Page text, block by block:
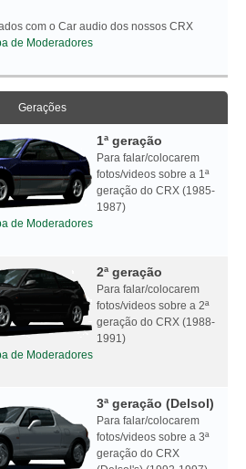
com o Car audio dos nossos CRX
de Moderadores
Gerações
1ª geração
Para falar/colocarem
fotos/videos sobre a 1ª
geração do CRX (1985-
1987)
de Moderadores
2ª geração
Para falar/colocarem
fotos/videos sobre a 2ª
geração do CRX (1988-
1991)
de Moderadores
3ª geração (Delsol)
Para falar/colocarem
fotos/videos sobre a 3ª
geração do CRX